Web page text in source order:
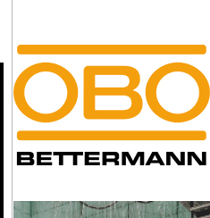
KIM THU SÉT CIRPROTEC NIMBUS 30
KIM THU SÉT CIRPROTEC NIMBUS 15